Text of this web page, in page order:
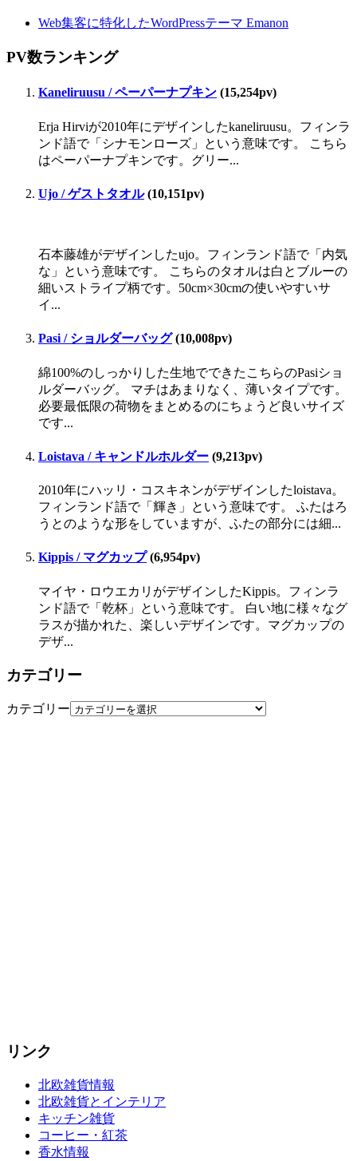
Web集客に特化したWordPressテーマ Emanon
PV数ランキング
Kaneliruusu / ペーパーナプキン (15,254pv)
Erja Hirviが2010年にデザインしたkaneliruusu。フィンラ
ンド語で「シナモンローズ」という意味です。 こちら
はペーパーナプキンです。グリー...
Ujo / ゲストタオル(10,151pv)
石本藤雄がデザインしたujo。フィンランド語で「内気
な」という意味です。 こちらのタオルは白とブルーの
細いストライプ柄です。50cm×30cmの使いやすいサ
イ...
Pasi / ショルダーバッグ(10,008pv)
綿100%のしっかりした生地でできたこちらのPasiショ
ルダーバッグ。 マチはあまりなく、薄いタイプです。
必要最低限の荷物をまとめるのにちょうど良いサイズ
です...
Loistava / キャンドルホルダー (9,213pv)
2010年にハッリ・コスキネンがデザインしたloistava。
フィンランド語で「輝き」という意味です。 ふたはろ
うとのような形をしていますが、ふたの部分には細...
Kippis / マグカップ(6,954pv)
マイヤ・ロウエカリがデザインしたKippis。フィンラ
ンド語で「乾杯」という意味です。 白い地に様々なグ
ラスが描かれた、楽しいデザインです。マグカップの
デザ...
カテゴリー
カテゴリー
リンク
北欧雑貨情報
北欧雑貨とインテリア
キッチン雑貨
コーヒー・紅茶
香水情報